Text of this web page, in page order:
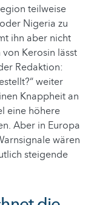
teilweise
Nigeria zu
ihn aber nicht
Kerosin lässt
Redaktion:
weiter
Knappheit an
eine höhere
Aber in Europa
wären
steigende